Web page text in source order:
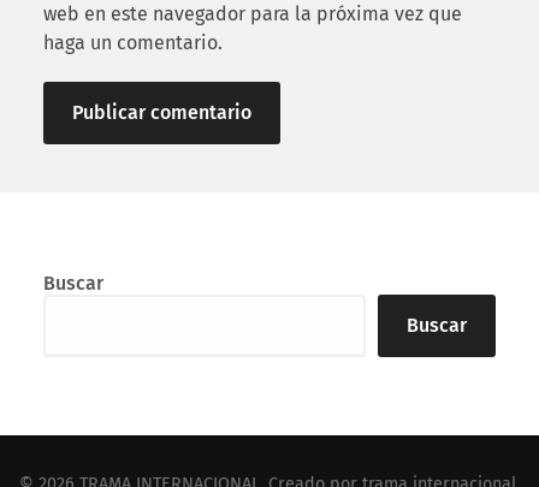
web en este navegador para la próxima vez que
haga un comentario.
Buscar
Buscar